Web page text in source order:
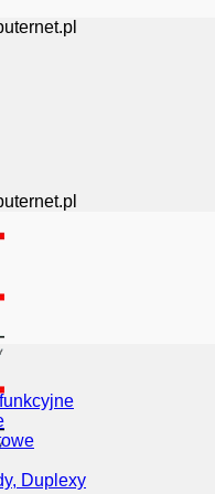
Duplexy